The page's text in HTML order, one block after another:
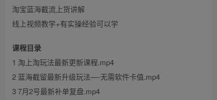
淘宝蓝海截流上货讲解
线上视频教学+有实操经验可以学
课程目录
1 淘上淘玩法最新更新课程.mp4
2 蓝海截留最新升级玩法—-无需软件卡值.mp4
3 7月2号最新补单复盘.mp4